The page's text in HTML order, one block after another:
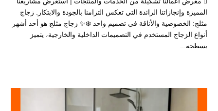
المميزة وإنجازاتنا الرائدة التي تعكس التزامنا بالجودة والابتكار. زجاج
مثلج: الخصوصية والأناقة في تصميم واحد ❄️✨ زجاج مثلج هو أحد أشهر
أنواع الزجاج المستخدم في التصميمات الداخلية والخارجية، يتميز
بسطحه...